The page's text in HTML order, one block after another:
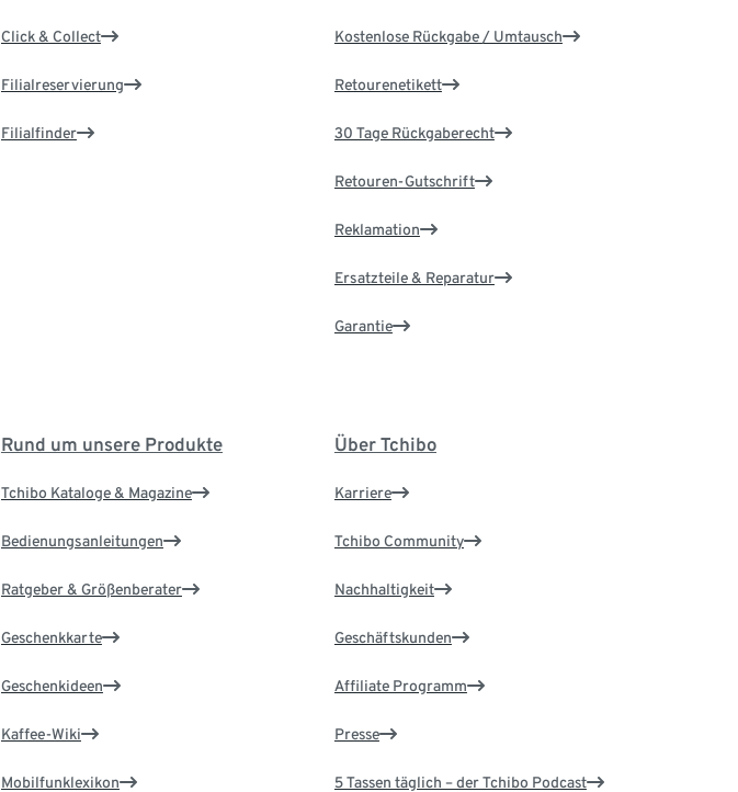
Click & Collect
Filialreservierung
Filialfinder
Kostenlose Rückgabe / Umtausch
Retourenetikett
30 Tage Rückgaberecht
Retouren-Gutschrift
Reklamation
Ersatzteile & Reparatur
Garantie
Rund um unsere Produkte
Tchibo Kataloge & Magazine
Bedienungsanleitungen
Ratgeber & Größenberater
Geschenkkarte
Geschenkideen
Kaffee-Wiki
Mobilfunklexikon
Über Tchibo
Karriere
Tchibo Community
Nachhaltigkeit
Geschäftskunden
Affiliate Programm
Presse
5 Tassen täglich – der Tchibo Podcast